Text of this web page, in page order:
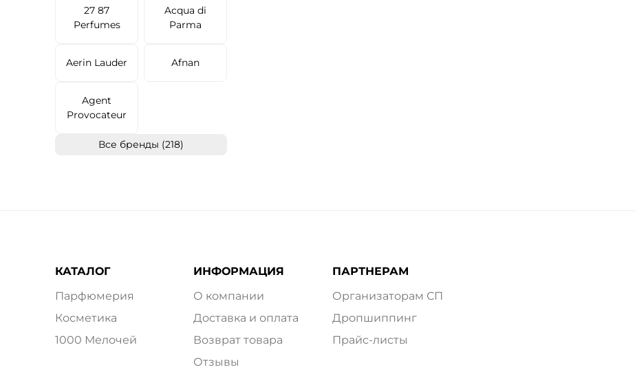
27 87
Perfumes
Acqua di
Parma
Aerin Lauder Afnan
Agent
Provocateur
Все бренды (218)
КАТАЛОГ
Парфюмерия
Косметика
1000 Мелочей
ИНФОРМАЦИЯ
О компании
Доставка и оплата
Возврат товара
Отзывы
ПАРТНЕРАМ
Организаторам СП
Дропшиппинг
Прайс-листы